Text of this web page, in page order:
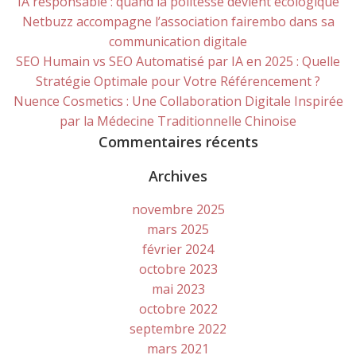
Netbuzz accompagne l’association fairembo dans sa
communication digitale
SEO Humain vs SEO Automatisé par IA en 2025 : Quelle
Stratégie Optimale pour Votre Référencement ?
Nuence Cosmetics : Une Collaboration Digitale Inspirée
par la Médecine Traditionnelle Chinoise
Commentaires récents
Archives
novembre 2025
mars 2025
février 2024
octobre 2023
mai 2023
octobre 2022
septembre 2022
mars 2021